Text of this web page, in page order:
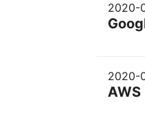
2020-
2020-
AWS